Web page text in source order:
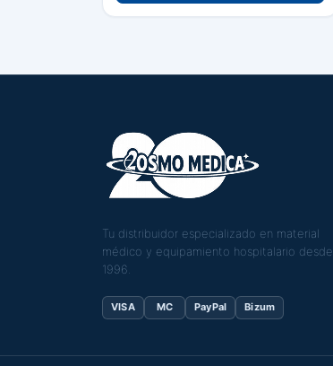
Tu distribuidor especializado en material
médico y equipamiento hospitalario desde
1996.
VISA MC PayPal Bizum